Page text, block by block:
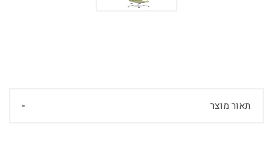
תאור מוצר